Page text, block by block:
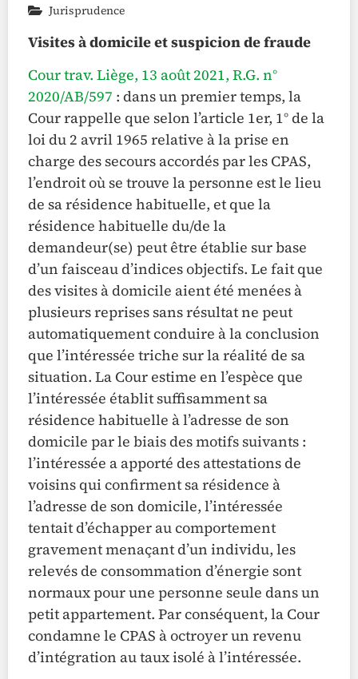
Jurisprudence
Visites à domicile et suspicion de fraude
Cour trav. Liège, 13 août 2021, R.G. n°
2020/AB/597 : dans un premier temps, la
Cour rappelle que selon l’article 1er, 1° de la
loi du 2 avril 1965 relative à la prise en
charge des secours accordés par les CPAS,
l’endroit où se trouve la personne est le lieu
de sa résidence habituelle, et que la
résidence habituelle du/de la
demandeur(se) peut être établie sur base
d’un faisceau d’indices objectifs. Le fait que
des visites à domicile aient été menées à
plusieurs reprises sans résultat ne peut
automatiquement conduire à la conclusion
que l’intéressée triche sur la réalité de sa
situation. La Cour estime en l’espèce que
l’intéressée établit suffisamment sa
résidence habituelle à l’adresse de son
domicile par le biais des motifs suivants :
l’intéressée a apporté des attestations de
voisins qui confirment sa résidence à
l’adresse de son domicile, l’intéressée
tentait d’échapper au comportement
gravement menaçant d’un individu, les
relevés de consommation d’énergie sont
normaux pour une personne seule dans un
petit appartement. Par conséquent, la Cour
condamne le CPAS à octroyer un revenu
d’intégration au taux isolé à l’intéressée.